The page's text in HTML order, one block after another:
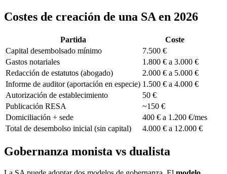
Costes de creación de una SA en 2026
Partida
Coste
Capital desembolsado mínimo
7.500 €
Gastos notariales
1.800 € a 3.000 €
Redacción de estatutos (abogado)
2.000 € a 5.000 €
Informe de auditor (aportación en especie) 1.500 € a 4.000 €
Autorización de establecimiento
50 €
Publicación RESA
~150 €
Domiciliación + sede
400 € a 1.200 €/mes
Total de desembolso inicial (sin capital)
4.000 € a 12.000 €
Gobernanza monista vs dualista